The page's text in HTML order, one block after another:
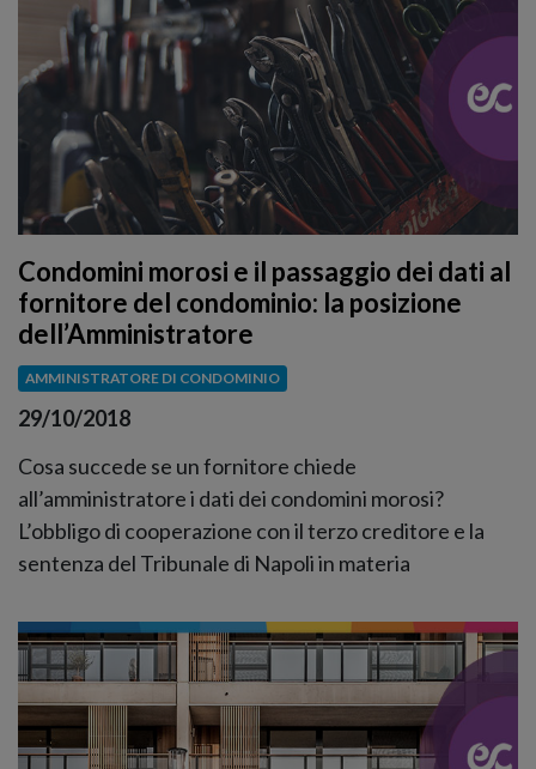
Condomini morosi e il passaggio dei dati al
fornitore del condominio: la posizione
dell’Amministratore
AMMINISTRATORE DI CONDOMINIO
29/10/2018
Cosa succede se un fornitore chiede
all’amministratore i dati dei condomini morosi?
L’obbligo di cooperazione con il terzo creditore e la
sentenza del Tribunale di Napoli in materia